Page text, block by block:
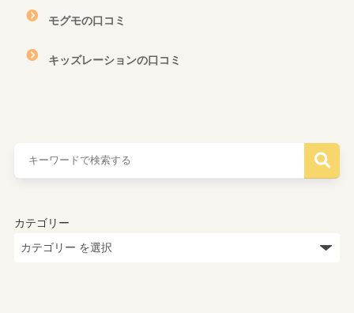
モグモの口コミ
キッズレーションの口コミ
カテゴリー